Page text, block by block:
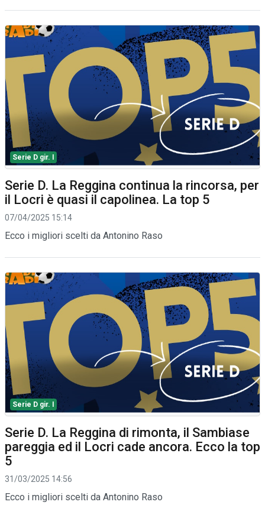
Serie D gir. I
Serie D. La Reggina continua la rincorsa, per
il Locri è quasi il capolinea. La top 5
07/04/2025 15:14
Ecco i migliori scelti da Antonino Raso
Serie D gir. I
Serie D. La Reggina di rimonta, il Sambiase
pareggia ed il Locri cade ancora. Ecco la top
5
31/03/2025 14:56
Ecco i migliori scelti da Antonino Raso